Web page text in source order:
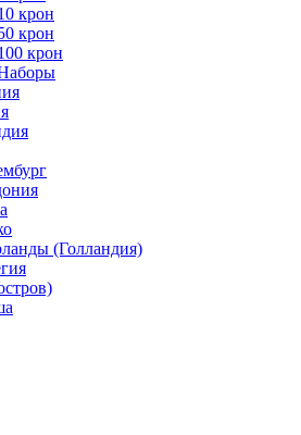
крон
крон
крон
(Голландия)